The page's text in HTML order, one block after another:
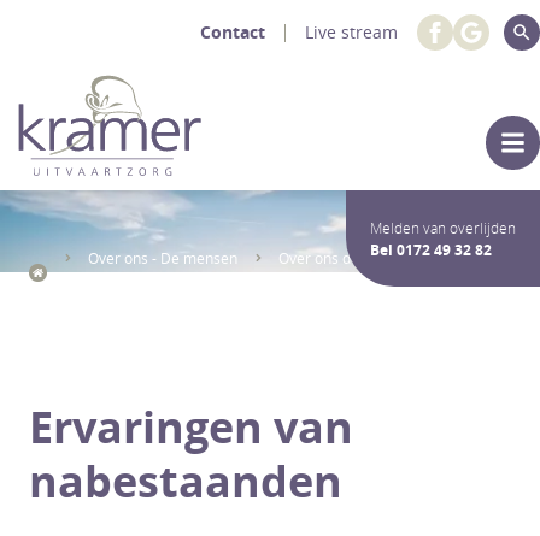
Contact Live stream
Melden van overlijden
Bel 0172 49 32 82
Over ons - De mensen
Over ons de mensen
Ervaringen van
nabestaanden